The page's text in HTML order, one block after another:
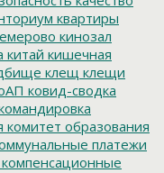
квартиры
кинозал
китай кишечная
клещ клещи
ковид-сводка
комитет образования
платежи
компенсационные